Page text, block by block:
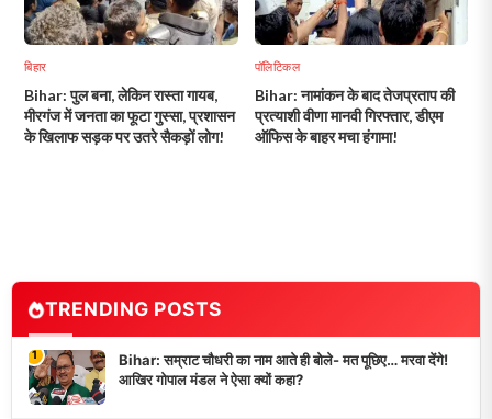
बिहार
Bihar: पुल बना, लेकिन रास्ता गायब,
मीरगंज में जनता का फूटा गुस्सा, प्रशासन
के खिलाफ सड़क पर उतरे सैकड़ों लोग!
पॉलिटिकल
Bihar: नामांकन के बाद तेजप्रताप की
प्रत्याशी वीणा मानवी गिरफ्तार, डीएम
ऑफिस के बाहर मचा हंगामा!
TRENDING POSTS
1
Bihar: सम्राट चौधरी का नाम आते ही बोले- मत पूछिए… मरवा देंगे!
आखिर गोपाल मंडल ने ऐसा क्यों कहा?